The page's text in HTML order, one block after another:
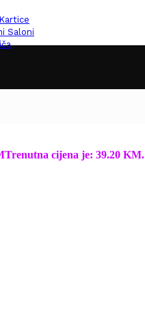
Saloni
Trenutna cijena je: 39.20 KM.